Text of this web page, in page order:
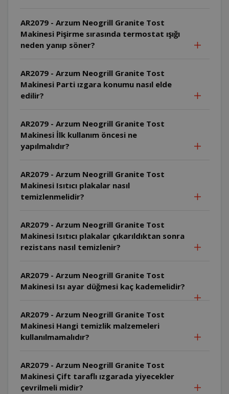
AR2079 - Arzum Neogrill Granite Tost
Makinesi Pişirme sırasında termostat ışığı
neden yanıp söner?
AR2079 - Arzum Neogrill Granite Tost
Makinesi Parti ızgara konumu nasıl elde
edilir?
AR2079 - Arzum Neogrill Granite Tost
Makinesi İlk kullanım öncesi ne
yapılmalıdır?
AR2079 - Arzum Neogrill Granite Tost
Makinesi Isıtıcı plakalar nasıl
temizlenmelidir?
AR2079 - Arzum Neogrill Granite Tost
Makinesi Isıtıcı plakalar çıkarıldıktan sonra
rezistans nasıl temizlenir?
AR2079 - Arzum Neogrill Granite Tost
Makinesi Isı ayar düğmesi kaç kademelidir?
AR2079 - Arzum Neogrill Granite Tost
Makinesi Hangi temizlik malzemeleri
kullanılmamalıdır?
AR2079 - Arzum Neogrill Granite Tost
Makinesi Çift taraflı ızgarada yiyecekler
çevrilmeli midir?